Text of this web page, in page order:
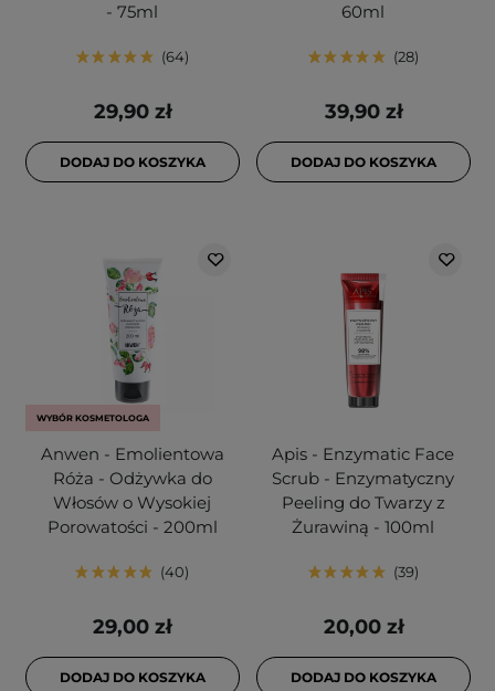
- 75ml
64
29,90 zł
DODAJ DO KOSZYKA
60ml
28
39,90 zł
DODAJ DO KOSZYKA
WYBÓR KOSMETOLOGA
Anwen - Emolientowa
Róża - Odżywka do
Włosów o Wysokiej
Porowatości - 200ml
40
29,00 zł
DODAJ DO KOSZYKA
Apis - Enzymatic Face
Scrub - Enzymatyczny
Peeling do Twarzy z
Żurawiną - 100ml
39
20,00 zł
DODAJ DO KOSZYKA